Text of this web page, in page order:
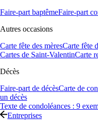
Faire-part baptêmeFaire-part
Autres occasions
Carte fête des mèresCarte fête
Cartes de Saint-ValentinCarte
Décès
Faire-part de décèsCarte de
un décès
Texte de condoléances : 9
Entreprises